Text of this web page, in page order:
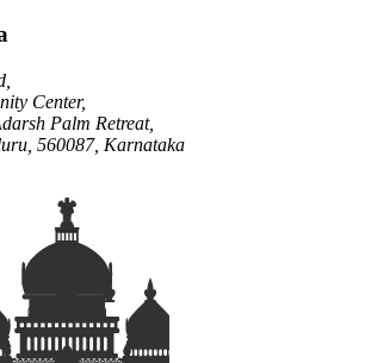
Center,
Palm Retreat,
560087, Karnataka